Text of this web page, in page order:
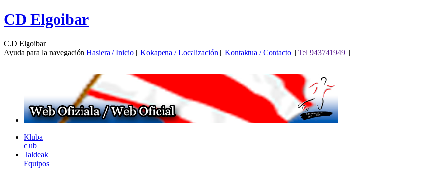
CD Elgoibar
C.D Elgoibar
Ayuda para la navegación Hasiera / Inicio || Kokapena / Localización || Kontaktua / Contacto || Tel 943741949 ||
Kluba
club
Taldeak
Equipos